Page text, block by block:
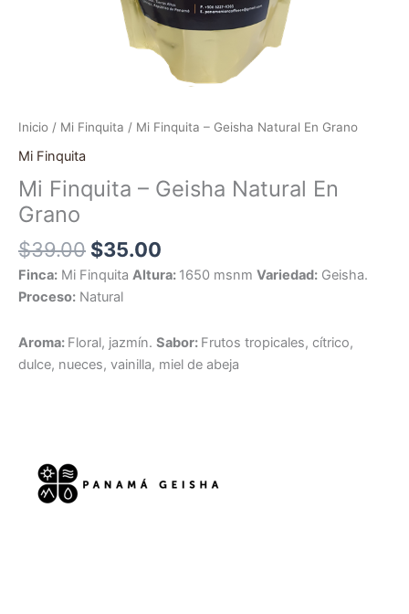
Inicio / Mi Finquita / Mi Finquita – Geisha Natural En Grano
Mi Finquita
Mi Finquita – Geisha Natural En
Grano
$39.00 $35.00
Finca: Mi Finquita Altura: 1650 msnm Variedad: Geisha.
Proceso: Natural
Aroma: Floral, jazmín. Sabor: Frutos tropicales, cítrico,
dulce, nueces, vainilla, miel de abeja